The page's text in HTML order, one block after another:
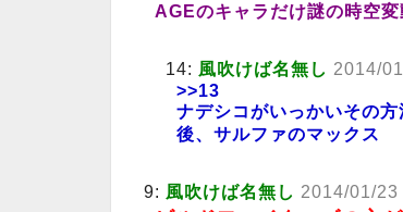
AGEのキャラだけ謎の時空変
14: 風吹けば名無し 2014/
>>13
ナデシコがいっかいその
後、サルファのマックス
9: 風吹けば名無し 2014/01/23